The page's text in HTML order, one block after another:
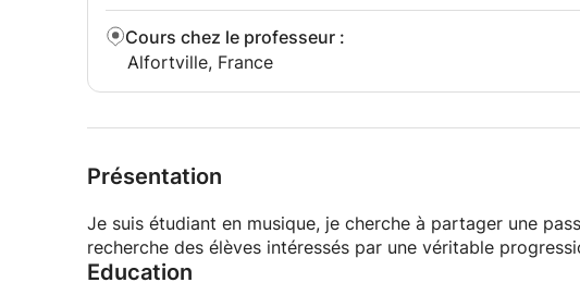
Cours chez le professeur :
Alfortville, France
Présentation
Je suis étudiant en musique, je cherche à partager une
recherche des élèves intéressés par une véritable
Education